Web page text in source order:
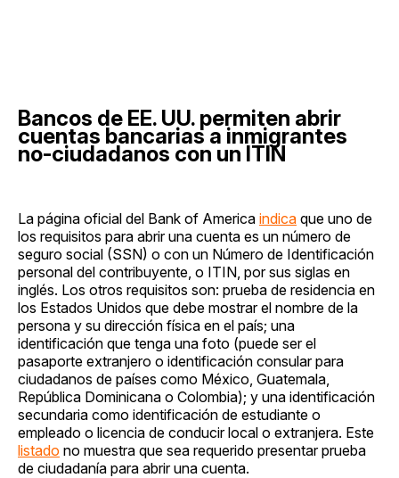
Bancos de EE. UU. permiten abrir
cuentas bancarias a inmigrantes
no-ciudadanos con un ITIN
La página oficial del Bank of America indica que uno de
los requisitos para abrir una cuenta es un número de
seguro social (SSN) o con un Número de Identificación
personal del contribuyente, o ITIN, por sus siglas en
inglés. Los otros requisitos son: prueba de residencia en
los Estados Unidos que debe mostrar el nombre de la
persona y su dirección física en el país; una
identificación que tenga una foto (puede ser el
pasaporte extranjero o identificación consular para
ciudadanos de países como México, Guatemala,
República Dominicana o Colombia); y una identificación
secundaria como identificación de estudiante o
empleado o licencia de conducir local o extranjera. Este
listado no muestra que sea requerido presentar prueba
de ciudadanía para abrir una cuenta.